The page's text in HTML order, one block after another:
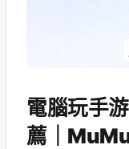
電腦玩手
薦｜